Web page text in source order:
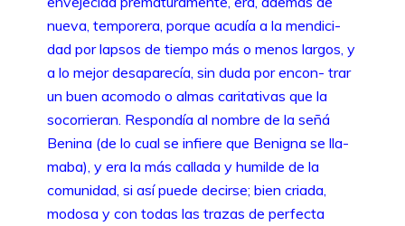
nueva, temporera, porque acudía a la mendici-
dad por lapsos de tiempo más o menos largos, y
a lo mejor desaparecía, sin duda por encon- trar
un buen acomodo o almas caritativas que la
socorrieran. Respondía al nombre de la señá
Benina (de lo cual se infiere que Benigna se lla-
maba), y era la más callada y humilde de la
comunidad, si así puede decirse; bien criada,
modosa y con todas las trazas de perfecta